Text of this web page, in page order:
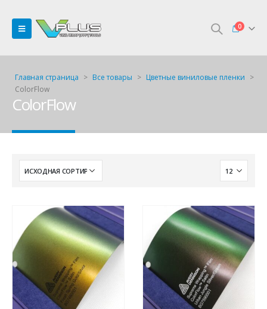
0
Главная страница > Все товары > Цветные виниловые пленки >
ColorFlow
ColorFlow